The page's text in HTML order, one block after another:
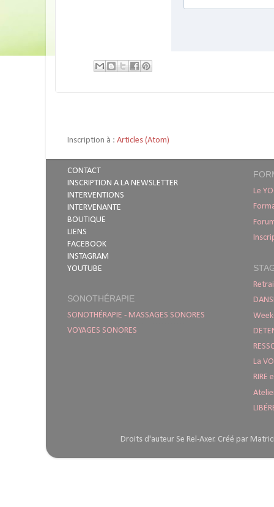
Inscription à : Articles (Atom)
CONTACT
INSCRIPTION A LA NEWSLETTER
INTERVENTIONS
INTERVENANTE
BOUTIQUE
LIENS
FACEBOOK
INSTAGRAM
YOUTUBE
SONOTHÉRAPIE
SONOTHÉRAPIE - MASSAGES SONORES
VOYAGES SONORES
Le
La
RIRE
Droits d'auteur Se Rel-Axer. Créé par